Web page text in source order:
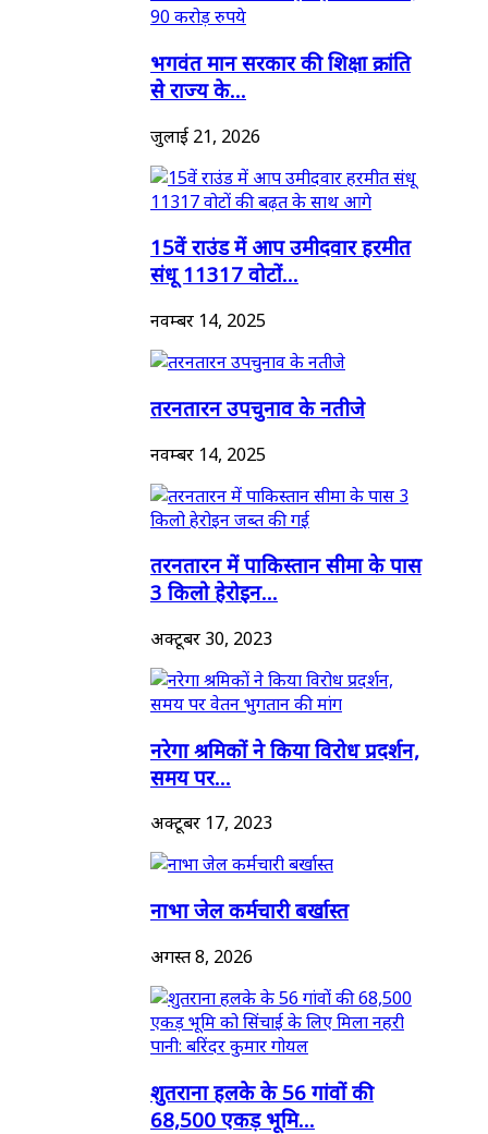
भगवंत मान सरकार की शिक्षा क्रांति
से राज्य के...
जुलाई 21, 2026
15वें राउंड में आप उमीदवार हरमीत
संधू 11317 वोटों...
नवम्बर 14, 2025
तरनतारन उपचुनाव के नतीजे
नवम्बर 14, 2025
तरनतारन में पाकिस्तान सीमा के पास
3 किलो हेरोइन...
अक्टूबर 30, 2023
नरेगा श्रमिकों ने किया विरोध प्रदर्शन,
समय पर...
अक्टूबर 17, 2023
नाभा जेल कर्मचारी बर्खास्त
अगस्त 8, 2026
शुतराना हलके के 56 गांवों की
68,500 एकड़ भूमि...